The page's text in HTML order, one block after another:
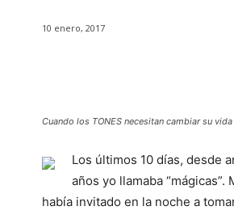
10 enero, 2017
Cuando los TONES necesitan cambiar su vida
Los últimos 10 días, desde
años yo llamaba
había invitado en la noche a